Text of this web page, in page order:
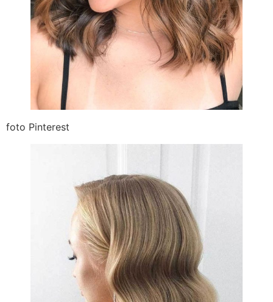
foto Pinterest